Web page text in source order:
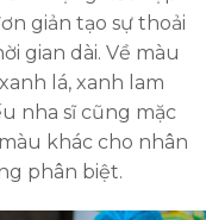
giản tạo sự thoải
gian dài. Về màu
lá, xanh lam
nha sĩ cũng mặc
khác cho nhân
phân biệt.